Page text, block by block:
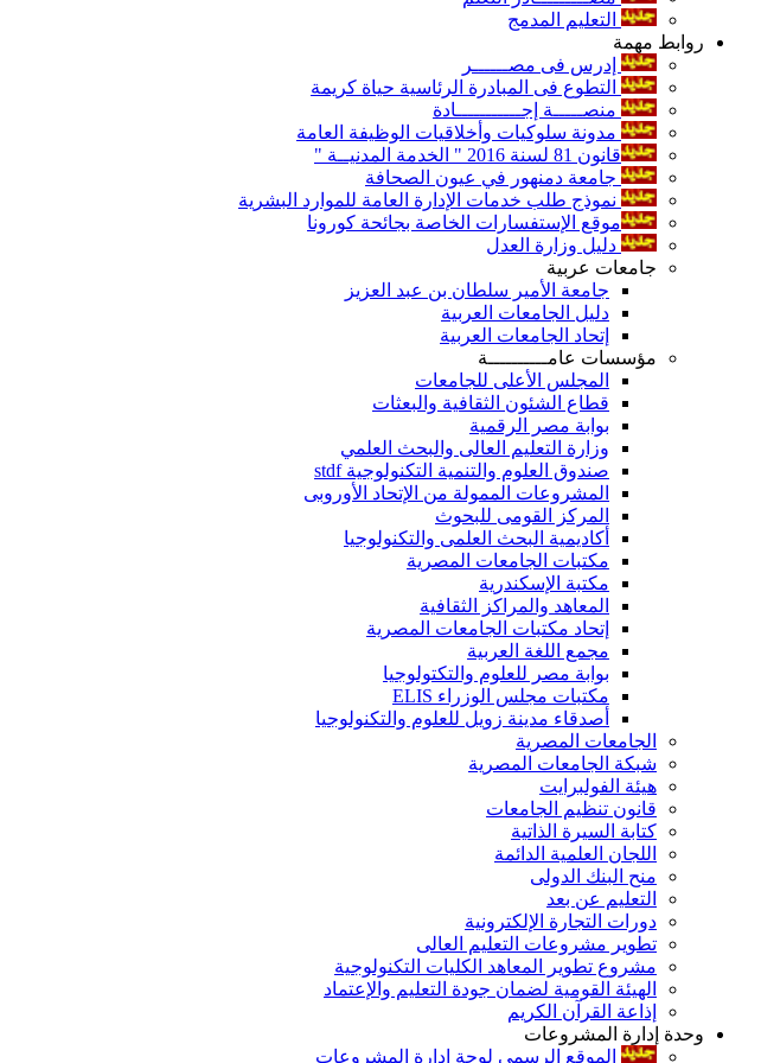
التعليم المدمج
روابط مهمة
إدرس فى مصــــــر
التطوع فى المبادرة الرئاسية حياة كريمة
منصـــــة إجـــــــــــادة
مدونة سلوكيات وأخلاقيات الوظيفة العامة
قانون 81 لسنة 2016 " الخدمة المدنيــة "
جامعة دمنهور في عيون الصحافة
نموذج طلب خدمات الإدارة العامة للموارد البشرية
موقع الإستفسارات الخاصة بجائحة كورونا
دليل وزارة العدل
جامعات عربية
جامعة الأمير سلطان بن عبد العزيز
دليل الجامعات العربية
إتحاد الجامعات العربية
مؤسسات عامــــــــــة
المجلس الأعلى للجامعات
قطاع الشئون الثقافية والبعثات
بوابة مصر الرقمية
وزارة التعليم العالى والبحث العلمي
صندوق العلوم والتنمية التكنولوجية stdf
المشروعات الممولة من الإتحاد الأوروبى
المركز القومى للبحوث
أكاديمية البحث العلمى والتكنولوجيا
مكتبات الجامعات المصرية
مكتبة الإسكندرية
المعاهد والمراكز الثقافية
إتحاد مكتبات الجامعات المصرية
مجمع اللغة العربية
بوابة مصر للعلوم والتكتولوجيا
مكتبات مجلس الوزراء ELIS
أصدقاء مدينة زويل للعلوم والتكنولوجيا
الجامعات المصرية
شبكة الجامعات المصرية
هيئة الفولبرايت
قانون تنظيم الجامعات
كتابة السيرة الذاتية
اللجان العلمية الدائمة
منح البنك الدولى
التعليم عن بعد
دورات التجارة الإلكترونية
تطوير مشروعات التعليم العالى
مشروع تطوير المعاهد الكليات التكنولوجية
الهيئة القومية لضمان جودة التعليم والإعتماد
إذاعة القرآن الكريم
وحدة إدارة المشروعات
الموقع الرسمى لوحة إدارة المشروعات